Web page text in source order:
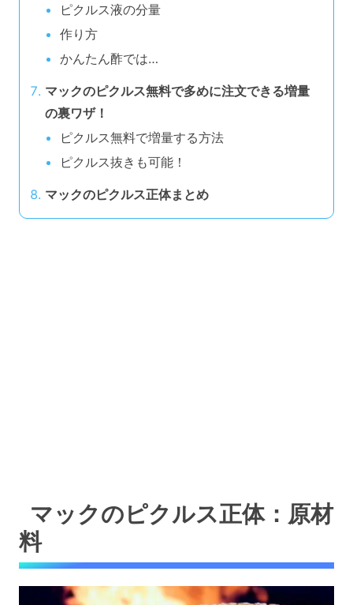
ピクルス液の分量
作り方
かんたん酢では…
マックのピクルス無料で多めに注文できる増量
の裏ワザ！
ピクルス無料で増量する方法
ピクルス抜きも可能！
マックのピクルス正体まとめ
マックのピクルス正体：原材
料